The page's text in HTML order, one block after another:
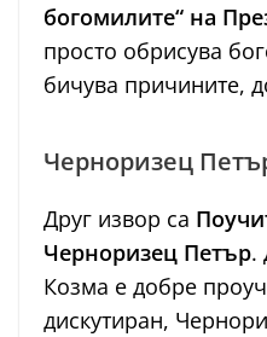
богомилите“ на
просто обрисува
бичува причините,
Черноризец
Друг извор са
Черноризец Петър.
Козма е добре
дискутиран,